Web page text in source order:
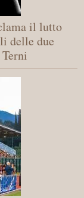
il lutto
delle due